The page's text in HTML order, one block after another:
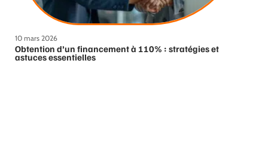
10 mars 2026
Obtention d’un financement à 110% : stratégies et
astuces essentielles